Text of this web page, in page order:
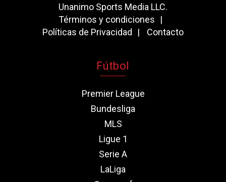
Unanimo Sports Media LLC.
Términos y condiciones
Políticas de Privacidad
Contacto
Fútbol
Premier League
Bundesliga
MLS
Ligue 1
Serie A
LaLiga